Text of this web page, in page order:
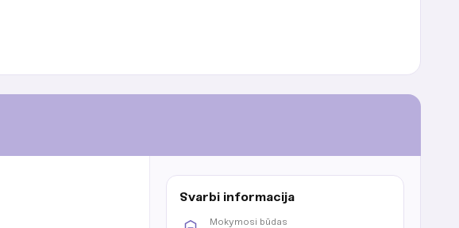
Svarbi informacija
Mokymosi būdas